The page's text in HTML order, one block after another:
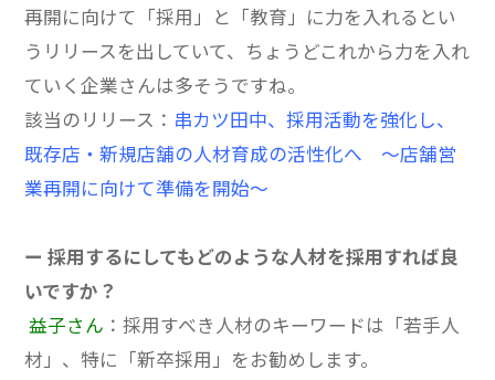
再開に向けて「採用」と「教育」に力を入れるとい
うリリースを出していて、ちょうどこれから力を入れ
ていく企業さんは多そうですね。
該当のリリース： 串カツ田中、採用活動を強化し、
既存店・新規店舗の人材育成の活性化へ ～店舗営
業再開に向けて準備を開始～
ー 採用するにしてもどのような人材を採用すれば良
いですか？
益子さん ：採用すべき人材のキーワードは「若手人
材」、特に「新卒採用」をお勧めします。